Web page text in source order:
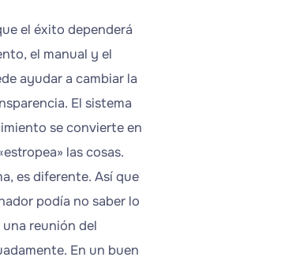
el éxito dependerá
el manual y el
ayudar a cambiar la
El sistema
se convierte en
las cosas.
es diferente. Así que
podía no saber lo
reunión del
En un buen